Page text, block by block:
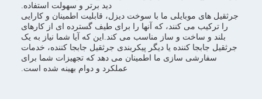
دید برتر و سهولت استفاده.
جرثقیل های موبایلی ما با سوخت دیزل، قابلیت اطمینان و کارایی
را ترکیب می کنند، که آنها را برای طیف گسترده ای از کارهای
بلند و ساخت و ساز مناسب می کند.این که آیا شما نیاز به یک
جرثقیل جابجا کننده یا دیگر پیکربندی جرثقیل جابجا کننده، خدمات
سفارشی سازی ما اطمینان می دهد که تجهیزات شما برای
عملکرد و دوام بهینه شده است.